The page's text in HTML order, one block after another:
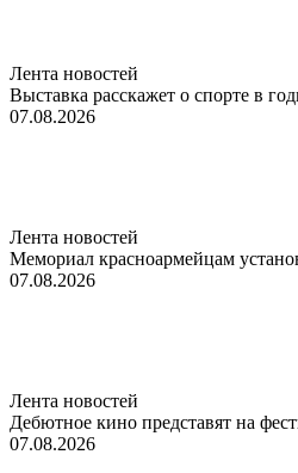
Лента новостей
Выставка расскажет о спорте в
07.08.2026
Лента новостей
Мемориал красноармейцам
07.08.2026
Лента новостей
Дебютное кино представят на
07.08.2026